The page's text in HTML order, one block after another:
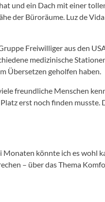
und ein Dach mit einer
der Büroräume. Luz de
Freiwilliger aus den
medizinische
Übersetzen geholfen haben.
freundliche Menschen
erst noch finden musste.
könnte ich es wohl
– über das Thema